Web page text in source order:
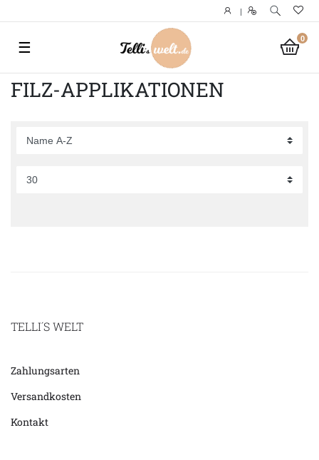
|
0
☰
FILZ-APPLIKATIONEN
TELLI´S WELT
Zahlungsarten
Versandkosten
Kontakt